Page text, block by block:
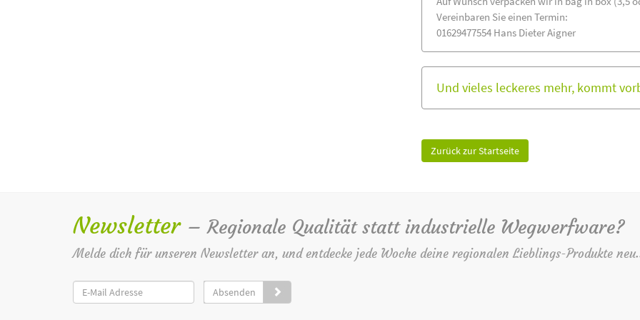
Vereinbaren Sie einen Termin:
01629477554 Hans Dieter Aigner
Und vieles leckeres mehr, kommt
Zurück zur Startseite
Newsletter – Regionale Qualität statt industrielle Wegwerfware?
Melde dich für unseren Newsletter an, und entdecke jede Woche deine regionalen Lieblings-Produkte
Absenden